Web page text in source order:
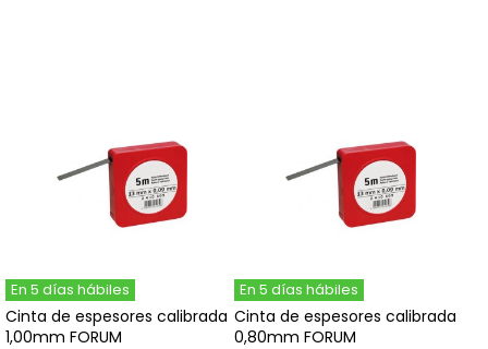
En 5 días hábiles
Cinta de espesores calibrada
1,00mm FORUM
En 5 días hábiles
Cinta de espesores calibrada
0,80mm FORUM